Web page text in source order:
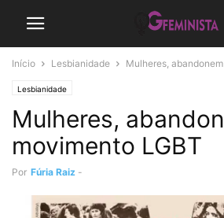
Início Lesbianidade Mulheres,
Lesbianidade
Mulheres,
movimento LGBT
Por Fúria Raiz -